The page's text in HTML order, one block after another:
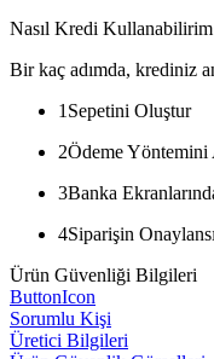
Nasıl Kredi
Bir kaç adımda, krediniz
1 Sepetini Oluştur
2Ödeme Yöntemini
3Banka
4Siparişin
Ürün Güvenliği Bilgileri
ButtonIcon
Sorumlu Kişi
Üretici Bilgileri